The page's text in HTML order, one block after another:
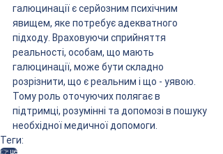
галюцинації є серйозним психічним
явищем, яке потребує адекватного
підходу. Враховуючи сприйняття
реальності, особам, що мають
галюцинації, може бути складно
розрізнити, що є реальним і що - уявою.
Тому роль оточуючих полягає в
підтримці, розумінні та допомозі в пошуку
необхідної медичної допомоги.
Теги:
👉 це